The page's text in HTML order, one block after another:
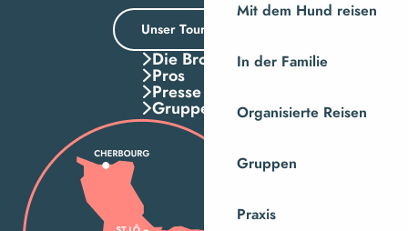
Mit dem Hund reisen
In der Familie
Organisierte Reisen
Gruppen
Praxis
Unser Tourismusbüro
Die Broschuren
Pros
Presse
Gruppen